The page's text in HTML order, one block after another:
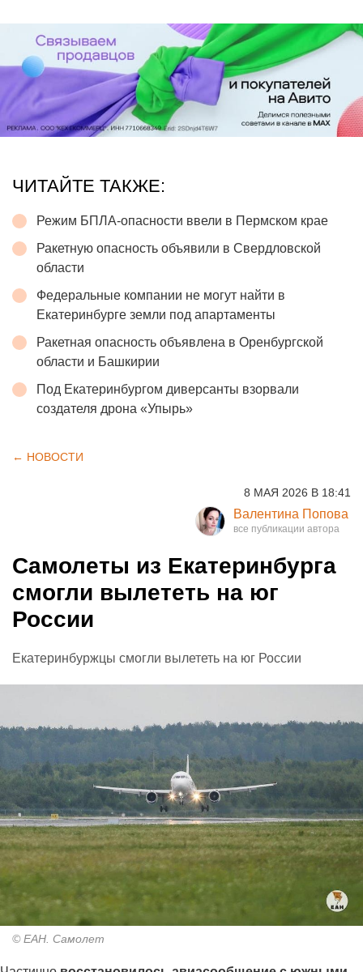
ЧИТАЙТЕ ТАКЖЕ:
Режим БПЛА-опасности ввели в Пермском крае
Ракетную опасность объявили в Свердловской
области
Федеральные компании не могут найти в
Екатеринбурге земли под апартаменты
Ракетная опасность объявлена в Оренбургской
области и Башкирии
Под Екатеринбургом диверсанты взорвали
создателя дрона «Упырь»
← НОВОСТИ
8 МАЯ 2026 В 18:41
Валентина Попова
Самолеты из Екатеринбурга
смогли вылететь на юг
России
Екатеринбуржцы смогли вылететь на юг России
© ЕАН. Самолет